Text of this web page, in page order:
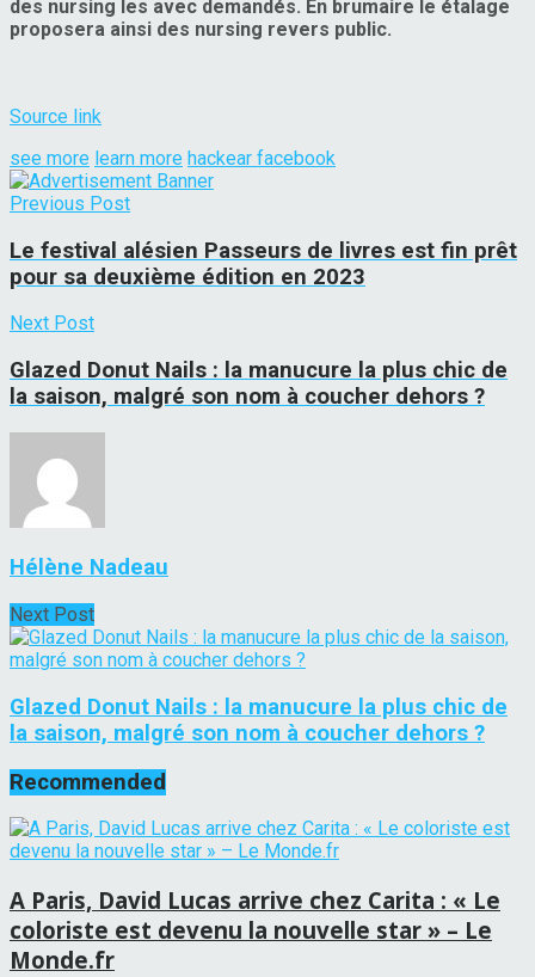
des nursing les avec demandés. En brumaire le étalage
proposera ainsi des nursing revers public.
Source link
see more learn more hackear facebook
Previous Post
Le festival alésien Passeurs de livres est fin prêt
pour sa deuxième édition en 2023
Next Post
Glazed Donut Nails : la manucure la plus chic de
la saison, malgré son nom à coucher dehors ?
Hélène Nadeau
Next Post
Glazed Donut Nails : la manucure la plus chic de
la saison, malgré son nom à coucher dehors ?
Recommended
A Paris, David Lucas arrive chez Carita : « Le
coloriste est devenu la nouvelle star » – Le
Monde.fr